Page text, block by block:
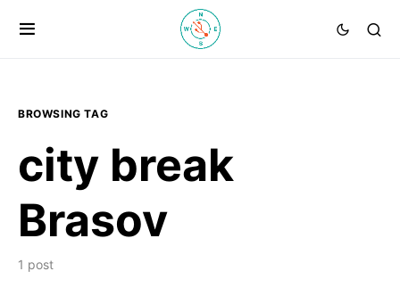
BROWSING TAG
city break
Brasov
1 post